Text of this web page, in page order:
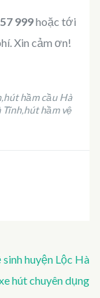
999hoặc tới
Xin cảm ơn!
,hút hầm cầu Hà
Tĩnh,hút hầm vệ
huyện Lộc Hà
hút chuyên dụng